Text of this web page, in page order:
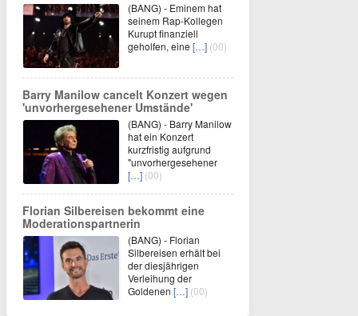
(BANG) - Eminem hat
seinem Rap-Kollegen
Kurupt finanziell
geholfen, eine […] (00)
Barry Manilow cancelt Konzert wegen
'unvorhergesehener Umstände'
(BANG) - Barry Manilow
hat ein Konzert
kurzfristig aufgrund
"unvorhergesehener
[…] (00)
Florian Silbereisen bekommt eine
Moderationspartnerin
(BANG) - Florian
Silbereisen erhält bei
der diesjährigen
Verleihung der
Goldenen […] (00)